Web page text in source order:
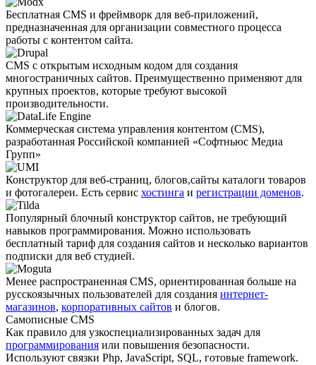
Бесплатная CMS и фреймворк для веб-приложений,
предназначенная для организации совместного процесса
работы с контентом сайта.
CMS с открытым исходным кодом для создания
многостраничных сайтов. Преимущественно применяют для
крупных проектов, которые требуют высокой
производительности.
Коммерческая система управления контентом (CMS),
разработанная Российской компанией «Софтньюс Медиа
Групп»
Конструктор для веб-страниц, блогов,сайты каталоги товаров
и фотогалереи. Есть сервис хостинга и регистрации доменов.
Популярный блочный конструктор сайтов, не требующий
навыков программирования. Можно использовать
бесплатный тариф для создания сайтов и несколько вариантов
подписки для веб студией.
Менее распро­страненная CMS, ориентированная больше на
русскоязычных пользователей для создания интернет-
магазинов, корпоративных сайтов и блогов.
Самописные CMS
Как правило для узкоспециали­зированных задач для
программирования или повышения безопасности.
Используют связки Php, JavaScript, SQL, готовые framework.